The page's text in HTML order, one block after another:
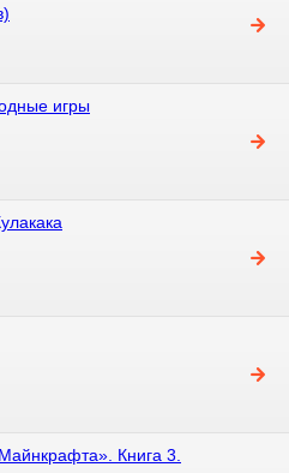
игры
Книга 3.